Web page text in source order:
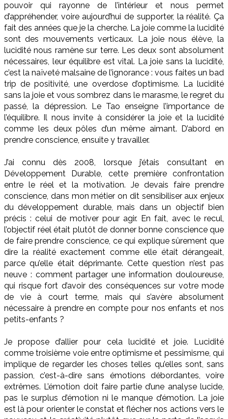
pouvoir qui rayonne de l’intérieur et nous permet
d’appréhender, voire aujourd’hui de supporter, la réalité. Ça
fait des années que je la cherche. La joie comme la lucidité
sont des mouvements verticaux. La joie nous élève, la
lucidité nous ramène sur terre. Les deux sont absolument
nécessaires, leur équilibre est vital. La joie sans la lucidité,
c’est la naïveté malsaine de l’ignorance : vous faites un bad
trip de positivité, une overdose d’optimisme. La lucidité
sans la joie et vous sombrez dans le marasme, le regret du
passé, la dépression. Le Tao enseigne l’importance de
l’équilibre. Il nous invite à considérer la joie et la lucidité
comme les deux pôles d’un même aimant. D’abord en
prendre conscience, ensuite y travailler.
J’ai connu dès 2008, lorsque j’étais consultant en
Développement Durable, cette première confrontation
entre le réel et la motivation. Je devais faire prendre
conscience, dans mon métier on dit sensibiliser aux enjeux
du développement durable, mais dans un objectif bien
précis : celui de motiver pour agir. En fait, avec le recul,
l’objectif réel était plutôt de donner bonne conscience que
de faire prendre conscience, ce qui explique sûrement que
dire la réalité exactement comme elle était dérangeait,
parce qu’elle était déprimante. Cette question n’est pas
neuve : comment partager une information douloureuse,
qui risque fort d’avoir des conséquences sur votre mode
de vie à court terme, mais qui s’avère absolument
nécessaire à prendre en compte pour nos enfants et nos
petits-enfants ?
Je propose d’allier pour cela lucidité et joie. Lucidité
comme troisième voie entre optimisme et pessimisme, qui
implique de regarder les choses telles qu’elles sont, sans
passion, c’est-à-dire sans émotions débordantes, voire
extrêmes. L’émotion doit faire partie d’une analyse lucide,
pas le surplus d’émotion ni le manque d’émotion. La joie
est là pour orienter le constat et flécher nos actions vers le